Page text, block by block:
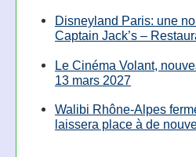
Disneyland Paris: une
Captain Jack’s –
Le Cinéma Volant,
13 mars 2027
Walibi Rhône-Alpes
laissera place à de